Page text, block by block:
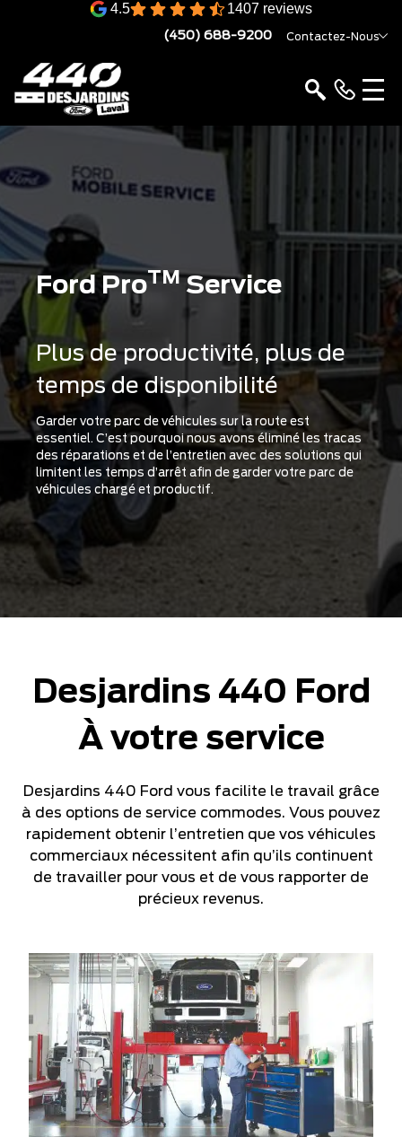
4.5 1407 reviews
(450) 688-9200 Contactez-Nous
Ford ProTMService
Plus de productivité, plus de
temps de disponibilité
Garder votre parc de véhicules sur la route est
essentiel. C’est pourquoi nous avons éliminé les tracas
des réparations et de l’entretien avec des solutions qui
limitent les temps d’arrêt afin de garder votre parc de
véhicules chargé et productif.
Desjardins 440 Ford
À votre service
Desjardins 440 Ford vous facilite le travail grâce
à des options de service commodes. Vous pouvez
rapidement obtenir l’entretien que vos véhicules
commerciaux nécessitent afin qu’ils continuent
de travailler pour vous et de vous rapporter de
précieux revenus.